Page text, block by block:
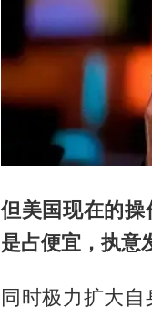
但美国现在的
是占便宜，执意
同时极力扩大